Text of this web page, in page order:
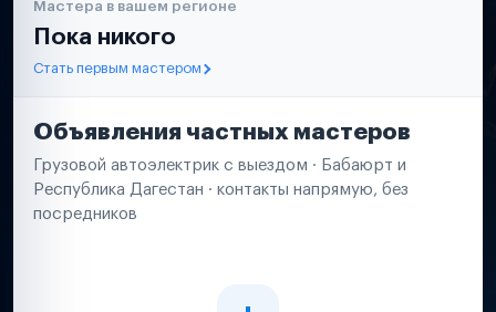
Мастера в вашем регионе
Пока никого
Стать первым мастером
Объявления частных мастеров
Грузовой автоэлектрик с выездом · Бабаюрт и
Республика Дагестан · контакты напрямую, без
посредников